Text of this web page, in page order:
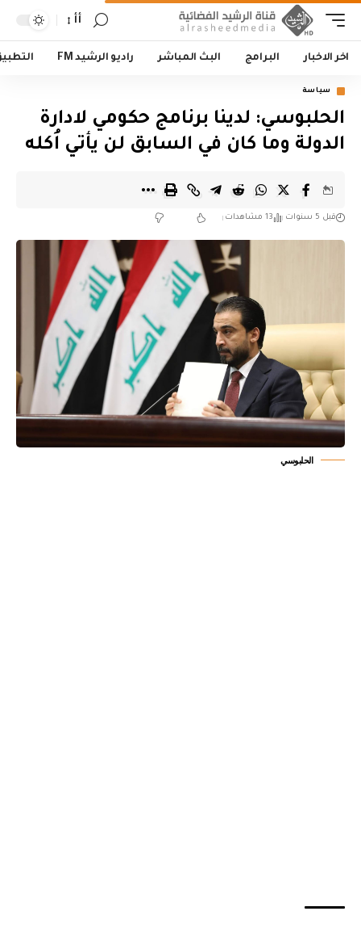
أأ
اخر الاخبار البرامج البث المباشر راديو الرشيد FM
سياسة
الحلبوسي: لدينا برنامج حكومي لادارة
الدولة وما كان في السابق لن يأتي اُكله
قبل 5 سنوات 13 مشاهدات
الحلبوسي